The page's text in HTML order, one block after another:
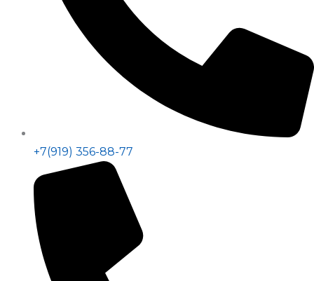
+7(919) 356-88-77